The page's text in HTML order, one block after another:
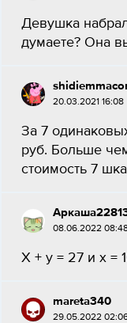
Девушка
думаете? Она
20.03.2021 16:08
За 7
руб. Больше
стоимость 7
08.06.2022
X + y = 27 и x =
mareta340
29.05.2022